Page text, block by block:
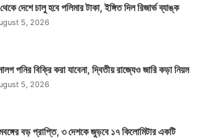
দেশে চালু হবে পলিমার টাকা, ইঙ্গিত দিল রিজার্ভ ব্যাঙ্ক
5, 2026
পনির বিক্রি করা যাবেনা, দ্বিতীয় রাজ্যেও জারি কড়া নিয়ম
5, 2026
বড় প্রাপ্তি, ৩ দেশকে জুড়বে ১৭ কিলোমিটার একটি